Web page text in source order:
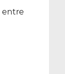
entre